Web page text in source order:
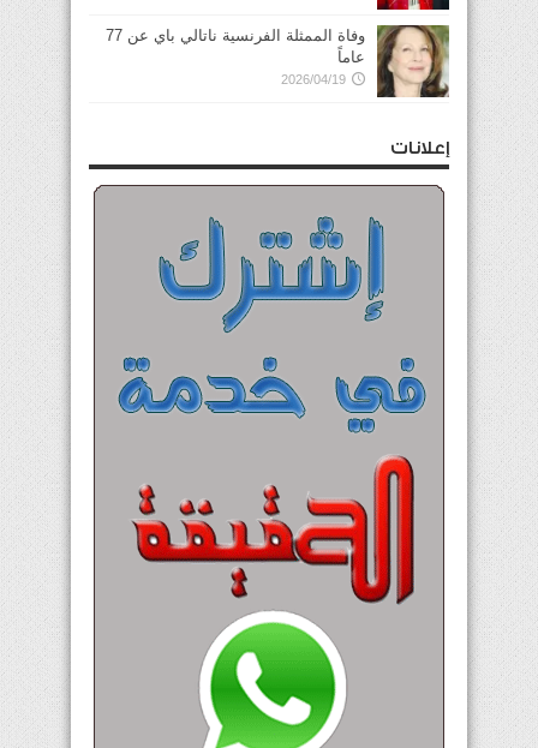
وفاة الممثلة الفرنسية ناتالي باي عن 77
عاماً
2026/04/19
إعلانات